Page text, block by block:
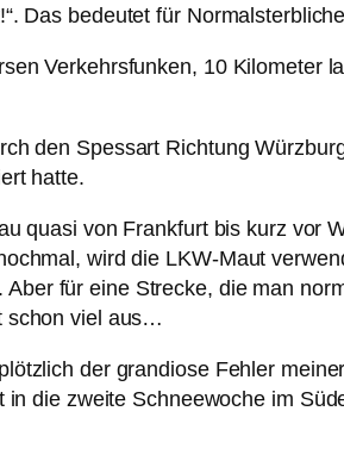
Das bedeutet für
Verkehrsfunken, 10
den Spessart Richtung
hatte.
quasi von Frankfurt bis kurz vor
wird die LKW-Maut
für eine Strecke, die man
schon viel aus…
der grandiose Fehler
die zweite Schneewoche im